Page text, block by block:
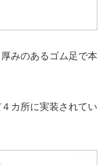
みのあるゴム足で本
カ所に実装されてい